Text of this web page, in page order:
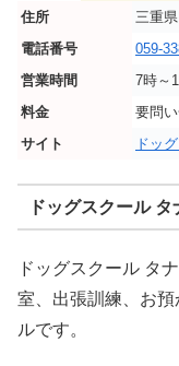
住所
三重
電話番号
059-
営業時間
7時～
料金
要問
サイト
ドッ
ドッグスクール
ドッグスクール タ
室、出張訓練、お
ルです。